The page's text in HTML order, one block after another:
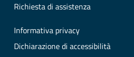
Richiesta di assistenza
Informativa privacy
Dichiarazione di accessibilità